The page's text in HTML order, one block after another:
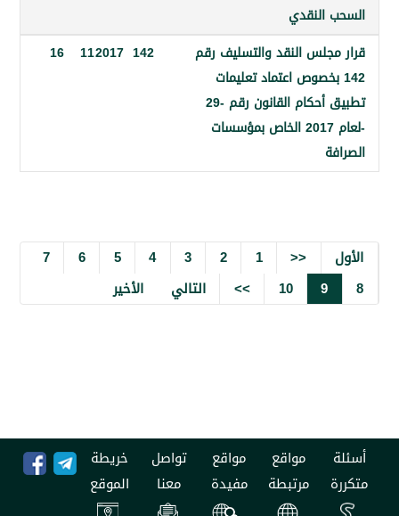
النقد والتسليف رقم
بخصوص اعتماد تعليمات
تطبيق أحكام القانون رقم -29
-لعام 2017 الخاص بمؤسسات
142
11
16
<<
2
3
4
5
6
7
10 التالي الأخير
مواقع
مرتبطة
مواقع
مفيدة
تواصل
معنا
خريطة
الموقع